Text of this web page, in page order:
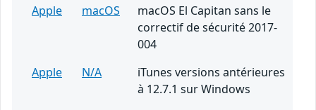
Apple
macOS
macOS El Capitan sans le
correctif de sécurité 2017-
004
Apple
N/A
iTunes versions antérieures
à 12.7.1 sur Windows